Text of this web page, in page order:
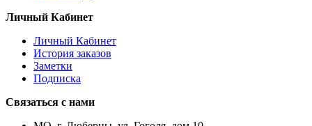
Личный Кабинет
Личный Кабинет
История заказов
Заметки
Подписка
Связаться с нами